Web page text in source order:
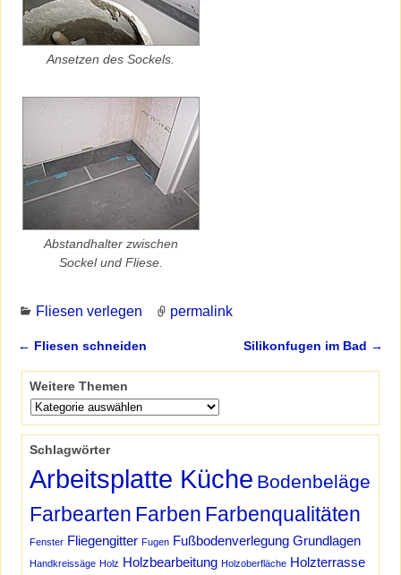
Ansetzen des Sockels.
Abstandhalter zwischen
Sockel und Fliese.
Fliesen verlegen permalink
← Fliesen schneiden Silikonfugen im Bad →
Weitere Themen
Schlagwörter
Arbeitsplatte Küche Bodenbeläge
Farbearten Farben Farbenqualitäten
Fenster Fliegengitter Fugen Fußbodenverlegung Grundlagen
Handkreissäge Holz Holzbearbeitung Holzoberfläche Holzterrasse